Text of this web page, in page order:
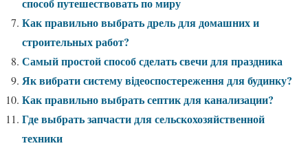
Как правильно выбрать дрель для домашних и
строительных работ?
Самый простой способ сделать свечи для праздника
Як вибрати систему відеоспостереження для будинку?
Как правильно выбрать септик для канализации?
Где выбрать запчасти для сельскохозяйственной
техники